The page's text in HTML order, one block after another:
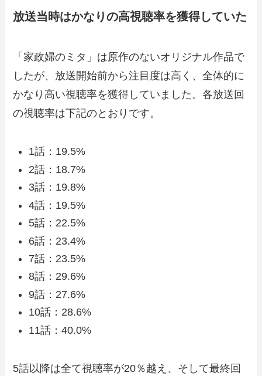
放送当時はかなりの高視聴率を獲得していた
「家政婦のミタ」は原作のないオリジナル作品で
したが、放送開始前から注目度は高く、全体的に
かなり高い視聴率を獲得していました。各放送回
の視聴率は下記のとおりです。
1話：19.5%
2話：18.7%
3話：19.8%
4話：19.5%
5話：22.5%
6話：23.4%
7話：23.5%
8話：29.6%
9話：27.6%
10話：28.6%
11話：40.0%
5話以降は全て視聴率が20％越え、そして最終回